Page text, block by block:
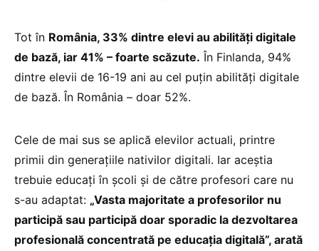
Tot în România, 33% dintre elevi au abilități digitale
de bază, iar 41% – foarte scăzute. În Finlanda, 94%
dintre elevii de 16-19 ani au cel puțin abilități digitale
de bază. În România – doar 52%.
Cele de mai sus se aplică elevilor actuali, printre
primii din generațiile nativilor digitali. Iar aceștia
trebuie educați în școli și de către profesori care nu
s-au adaptat: „Vasta majoritate a profesorilor nu
participă sau participă doar sporadic la dezvoltarea
profesională concentrată pe educația digitală”, arată